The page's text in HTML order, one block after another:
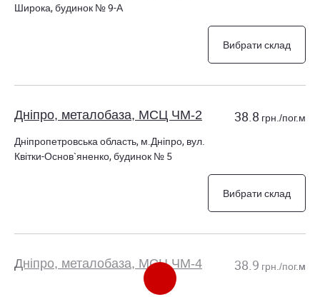
Широка, будинок № 9-А
Вибрати склад
Дніпро, металобаза, МСЦ ЧМ-2
Дніпропетровська область, м.Дніпро, вул.
Квітки-Основ`яненко, будинок № 5
38.8 грн./пог.м
Вибрати склад
Дніпро, металобаза, МСЦ ЧМ-4
Дніпропетровська область, м.Дніпро, вул.
38.9 грн./пог.м